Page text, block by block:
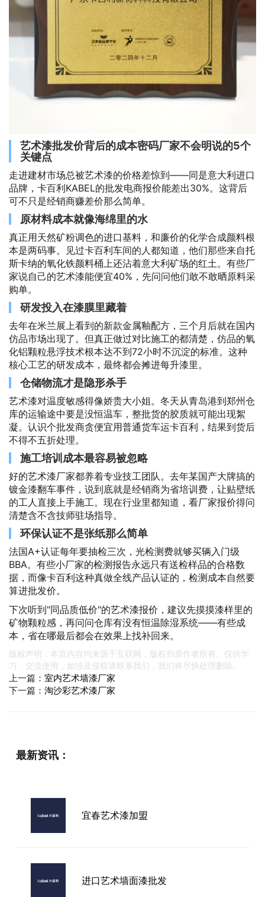
艺术漆批发价背后的成本密码厂家不会明说的5个
关键点
走进建材市场总被艺术漆的价格差惊到——同是意大利进口
品牌，卡百利KABEL的批发电商报价能差出30%。这背后
可不只是经销商赚差价那么简单。
原材料成本就像海绵里的水
真正用天然矿粉调色的进口基料，和廉价的化学合成颜料根
本是两码事。见过卡百利车间的人都知道，他们那些来自托
斯卡纳的氧化铁颜料桶上还沾着意大利矿场的红土。有些厂
家说自己的艺术漆能便宜40%，先问问他们敢不敢晒原料采
购单。
研发投入在漆膜里藏着
去年在米兰展上看到的新款金属釉配方，三个月后就在国内
仿品市场出现了。但真正做过对比施工的都清楚，仿品的氧
化铝颗粒悬浮技术根本达不到72小时不沉淀的标准。这种
核心工艺的研发成本，最终都会摊进每升漆里。
仓储物流才是隐形杀手
艺术漆对温度敏感得像娇贵大小姐。冬天从青岛港到郑州仓
库的运输途中要是没恒温车，整批货的胶质就可能出现絮
凝。认识个批发商贪便宜用普通货车运卡百利，结果到货后
不得不五折处理。
施工培训成本最容易被忽略
好的艺术漆厂家都养着专业技工团队。去年某国产大牌搞的
镀金漆翻车事件，说到底就是经销商为省培训费，让贴壁纸
的工人直接上手施工。现在行业里都知道，看厂家报价得问
清楚含不含技师驻场指导。
环保认证不是张纸那么简单
法国A+认证每年要抽检三次，光检测费就够买辆入门级
BBA。有些小厂家的检测报告永远只有送检样品的合格数
据，而像卡百利这种真做全线产品认证的，检测成本自然要
算进批发价。
下次听到"同品质低价"的艺术漆报价，建议先摸摸漆样里的
矿物颗粒感，再问问仓库有没有恒温除湿系统——有些成
本，省在哪最后都会在效果上找补回来。
版权声明：本页内容均来源于互联网，版权归原作者所有。仅供学
习、交流使用，如涉及侵权请联系我们，我们将尽快处理删除。
上一篇： 室内艺术墙漆厂家
下一篇： 淘沙彩艺术漆厂家
最新资讯：
宜春艺术漆加盟
进口艺术墙面漆批发